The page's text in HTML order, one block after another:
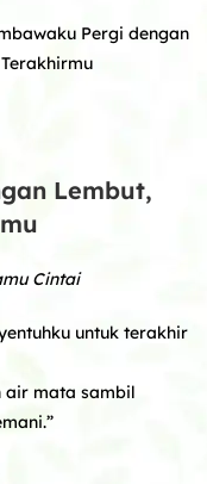
Pergi dengan
Lembut,
Cintai
untuk terakhir
air mata sambil